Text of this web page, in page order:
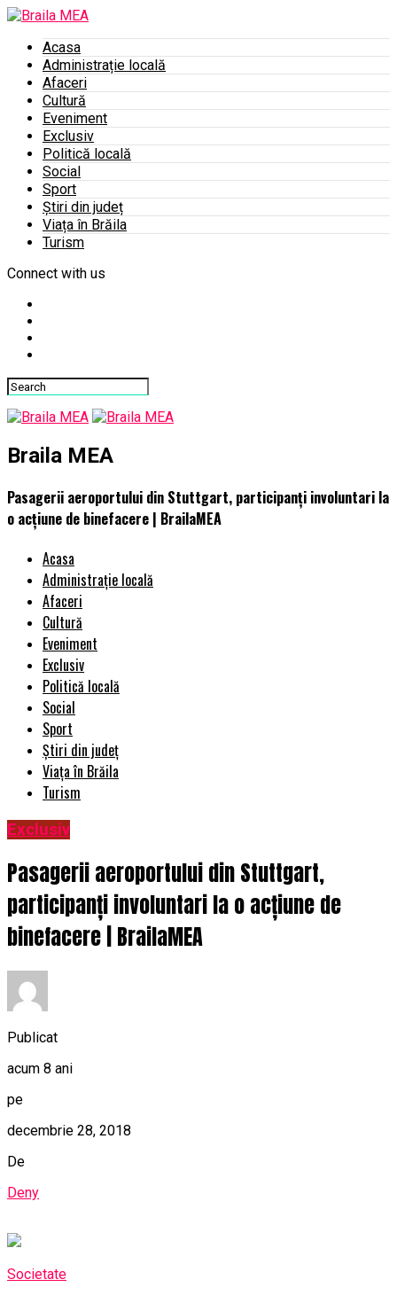
Acasa
Administrație locală
Afaceri
Cultură
Eveniment
Exclusiv
Politică locală
Social
Sport
Știri din județ
Viața în Brăila
Turism
Connect with us
Braila MEA
Pasagerii aeroportului din Stuttgart, participanți involuntari la
o acțiune de binefacere | BrailaMEA
Acasa
Administrație locală
Afaceri
Cultură
Eveniment
Exclusiv
Politică locală
Social
Sport
Știri din județ
Viața în Brăila
Turism
Exclusiv
Pasagerii aeroportului din Stuttgart,
participanți involuntari la o acțiune de
binefacere | BrailaMEA
Publicat
acum 8 ani
pe
decembrie 28, 2018
De
Deny
Societate